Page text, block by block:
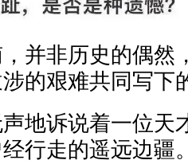
并非历史的偶然
的艰难共同写下
地诉说着一位天
行走的遥远边疆